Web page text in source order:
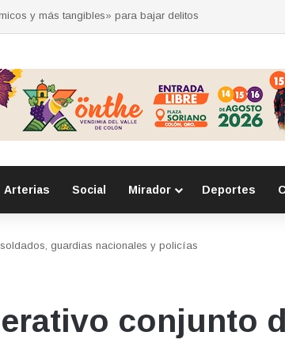
durante sesión estatal realizada en La Llave
Arterias Social Mirador Deportes
guardias nacionales y policías
conjunto